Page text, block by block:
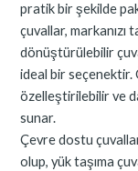
pratik bir şekilde
çuvallar, markanızı
dönüştürülebilir
ideal bir seçenektir.
özelleştirilebilir ve
sunar.
Çevre dostu
olup, yük taşıma